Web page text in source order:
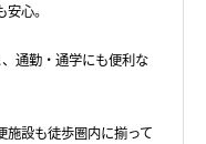
心。
通勤・通学にも便利な
施設も徒歩圏内に揃って